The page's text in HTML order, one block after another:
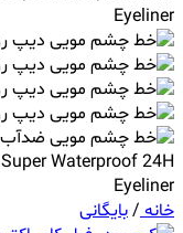
خانه/بایگانی